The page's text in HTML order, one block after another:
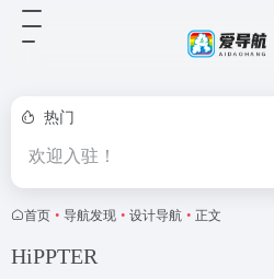
热门
欢迎入驻！
首页 • 导航发现 • 设计导航 • 正文
HiPPTER